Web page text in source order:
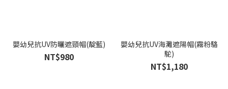
嬰幼兒抗UV防曬遮頸帽(靛藍)
NT$980
嬰幼兒抗UV海灘遮陽帽(霧粉駱
駝)
NT$1,180